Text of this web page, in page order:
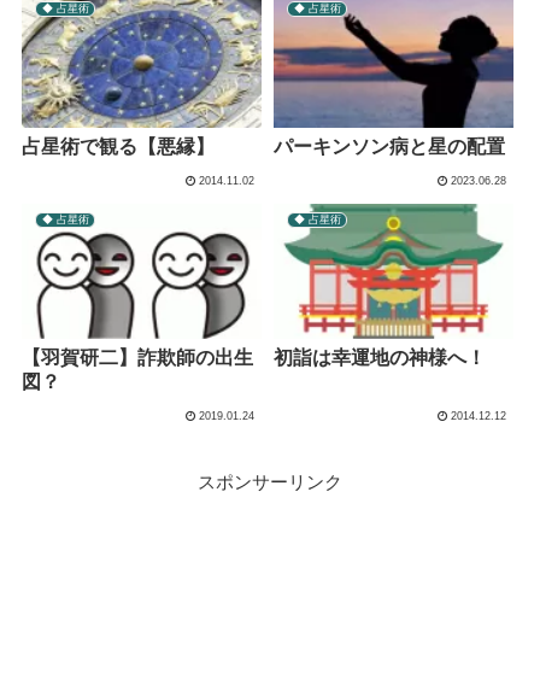
◆ 占星術
占星術で観る【悪縁】
2014.11.02
◆ 占星術
パーキンソン病と星の配置
2023.06.28
◆ 占星術
【羽賀研二】詐欺師の出生
図？
2019.01.24
◆ 占星術
初詣は幸運地の神様へ！
2014.12.12
スポンサーリンク